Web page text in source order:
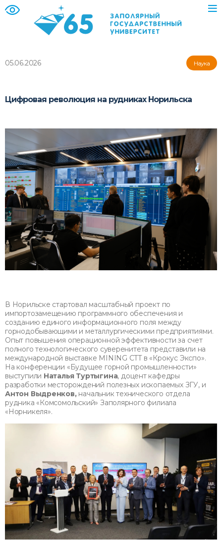
05.06.2026 Наука
Цифровая революция на рудниках Норильска
В Норильске стартовал масштабный проект по
импортозамещению программного обеспечения и
созданию единого информационного поля между
горнодобывающими и металлургическими предприятиями.
Опыт повышения операционной эффективности за счет
полного технологического суверенитета представили на
международной выставке MINING CTT в «Крокус Экспо».
На конференции «Будущее горной промышленности»
выступили Наталья Туртыгина, доцент кафедры
разработки месторождений полезных ископаемых ЗГУ, и
Антон Выдренков,начальник технического отдела
рудника «Комсомольский» Заполярного филиала
«Норникеля».